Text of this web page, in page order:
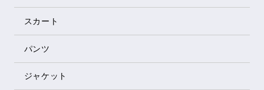
スカート
パンツ
ジャケット